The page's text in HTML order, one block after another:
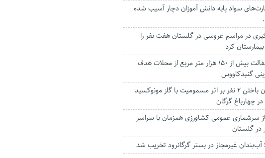
سواد پایه دانش آموزان دچار آسیب شده
در مراسم عروسی در گلستان هفت نفر را
کرد
آسفالت بیش از ۱۵۰ هزار متر مربع از محلات هدف
گنبدکاووس
جان باختن ۲ نفر بر اثر مسمومیت با گاز مونوکسید
چهارباغ گرگان
سرشماری عمومی کشاورزی همزمان با سراسر
در گلستان
شد